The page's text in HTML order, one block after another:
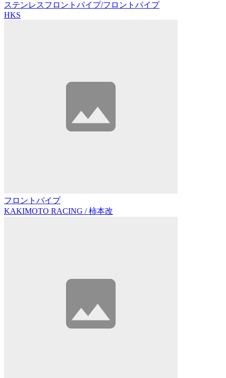
ステンレスフロントパイプ/フロントパイプ
HKS
フロントパイプ
KAKIMOTO RACING / 柿本改